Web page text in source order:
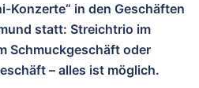
Konzerte“ in den Geschäften
statt: Streichtrio im
Schmuckgeschäft oder
– alles ist möglich.